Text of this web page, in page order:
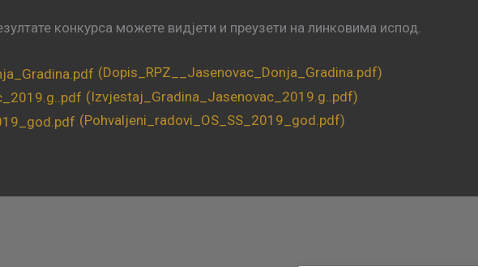
конкурса можете видјети и преузети на линковима испод.
(Dopis_RPZ__Jasenovac_Donja_Gradina.pdf)
(Izvjestaj_Gradina_Jasenovac_2019.g..pdf)
(Pohvaljeni_radovi_OS_SS_2019_god.pdf)